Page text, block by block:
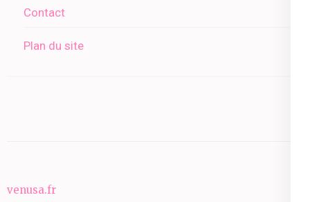
Contact
Plan du site
venusa.fr